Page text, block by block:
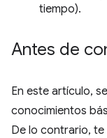
tiempo).
Antes de
En este artículo,
conocimientos
De lo contrario,